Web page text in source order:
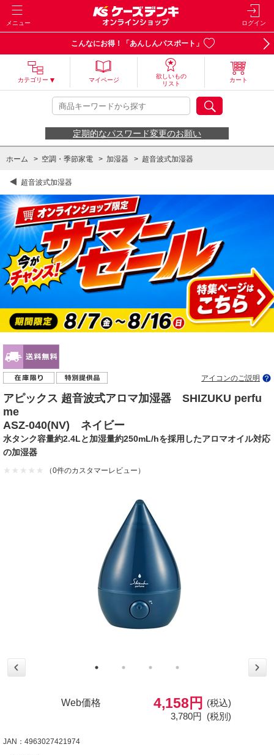
メニュー ログイン
こんなにお得！「あんしんパスポート」
カテゴリー マイページ
欲しいもの
リスト
カート
定期的なパスワード変更のお願い
ホーム > 空調・季節家電 > 加湿器 > 超音波式加湿器
超音波式加湿器
アイコンのご説明
アピックス 超音波式アロマ加湿器 SHIZUKU perfu
me
ASZ-040(NV) ネイビー
水タンク容量約2.4Lと加湿量約250mL/hを採用したアロマオイル対応
の加湿器
（0件のカスタマーレビュー）
Web価格 4,158円
(税込)
3,780円 (税別)
JAN：4963027421974